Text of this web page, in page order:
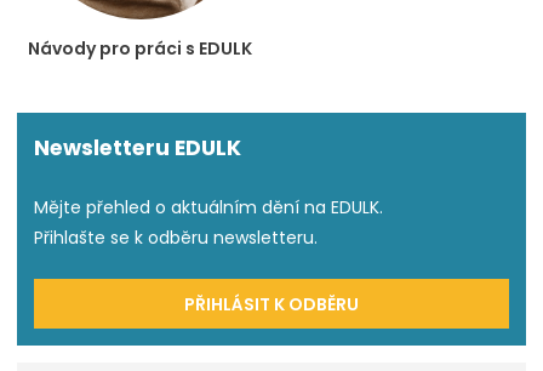
Návody pro práci s EDULK
Newsletteru EDULK
Mějte přehled o aktuálním dění na EDULK.
Přihlašte se k odběru newsletteru.
PŘIHLÁSIT K ODBĚRU